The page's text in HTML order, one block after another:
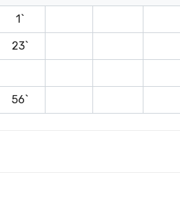
1`
23`
56`